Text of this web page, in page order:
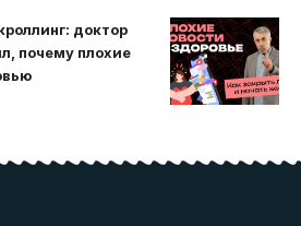
доктор
почему плохие